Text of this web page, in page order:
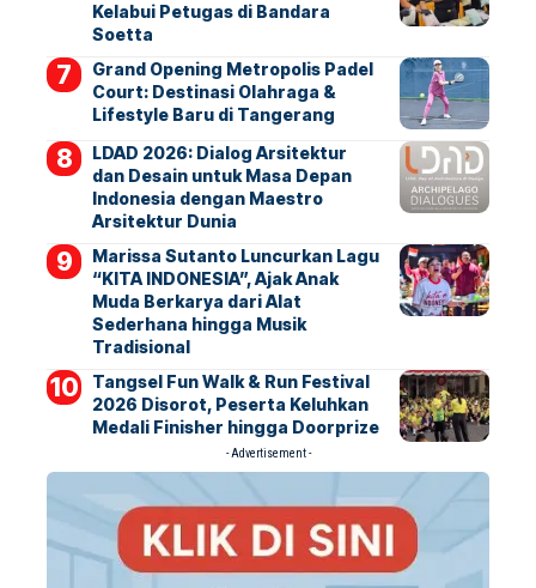
Kelabui Petugas di Bandara
Soetta
Grand Opening Metropolis Padel
Court: Destinasi Olahraga &
Lifestyle Baru di Tangerang
LDAD 2026: Dialog Arsitektur
dan Desain untuk Masa Depan
Indonesia dengan Maestro
Arsitektur Dunia
Marissa Sutanto Luncurkan Lagu
“KITA INDONESIA”, Ajak Anak
Muda Berkarya dari Alat
Sederhana hingga Musik
Tradisional
Tangsel Fun Walk & Run Festival
2026 Disorot, Peserta Keluhkan
Medali Finisher hingga Doorprize
- Advertisement -